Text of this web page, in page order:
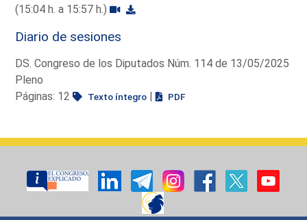
(15:04 h. a 15:57 h.)
Diario de sesiones
DS. Congreso de los Diputados Núm. 114 de 13/05/2025
Pleno
Páginas: 12
Texto íntegro | PDF